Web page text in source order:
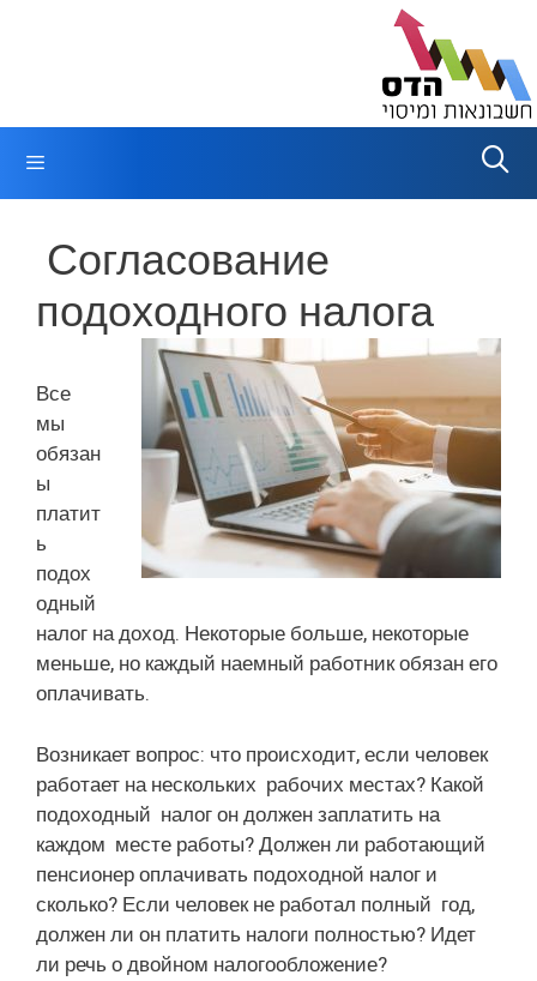
Согласование
подоходного налога
Все
мы
обязан
ы
платит
ь
подох
одный
налог на доход. Некоторые больше, некоторые
меньше, но каждый наемный работник обязан его
оплачивать.
Возникает вопрос: что происходит, если человек
работает на нескольких рабочих местах? Какой
подоходный налог он должен заплатить на
каждом месте работы? Должен ли работающий
пенсионер оплачивать подоходной налог и
сколько? Если человек не работал полный год,
должен ли он платить налоги полностью? Идет
ли речь о двойном налогообложение?